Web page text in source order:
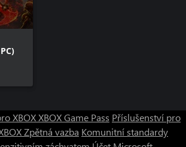
XBOXXBOX Game Pass Příslušenství pro
Zpětná vazba Komunitní standardy